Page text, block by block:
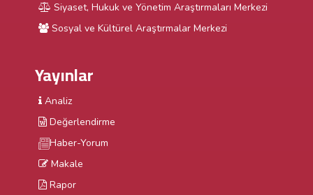
Siyaset, Hukuk ve Yönetim Araştırmaları Merkezi
Sosyal ve Kültürel Araştırmalar Merkezi
Yayınlar
Analiz
Değerlendirme
Haber-Yorum
Makale
Rapor